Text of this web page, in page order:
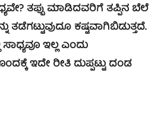
ತಪ್ಪು ಮಾಡಿದವರಿಗೆ ತಪ್ಪಿನ ಬೆಲೆ
ಕಷ್ಟವಾಗಿಬಿಡುತ್ತದೆ.
ಇಲ್ಲ ಎಂದು
ಇದೇ ರೀತಿ ದುಪ್ಪಟ್ಟು ದಂಡ